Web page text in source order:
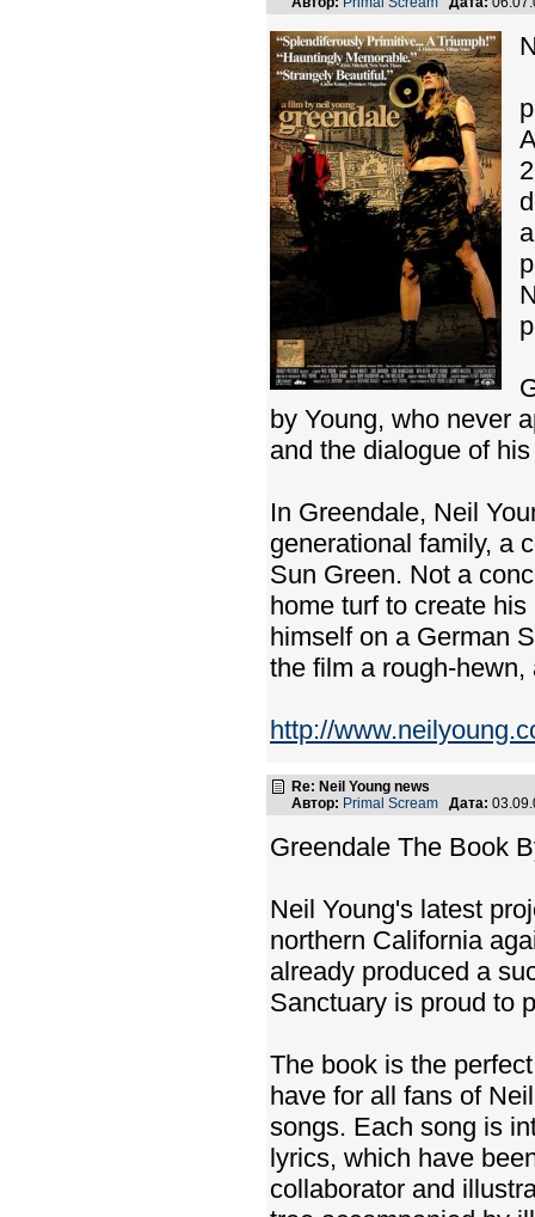
by Young, who never
and the dialogue of
In Greendale, Neil
generational family, a
Sun Green. Not a
home turf to create
himself on a German
the film a rough-
http://
Re: Neil Young news
Автор: Primal Scream Дата:
Greendale The Book
Neil Young's latest
northern California
already produced a
Sanctuary is proud to
The book is the
have for all fans of
songs. Each song is
lyrics, which have
collaborator and